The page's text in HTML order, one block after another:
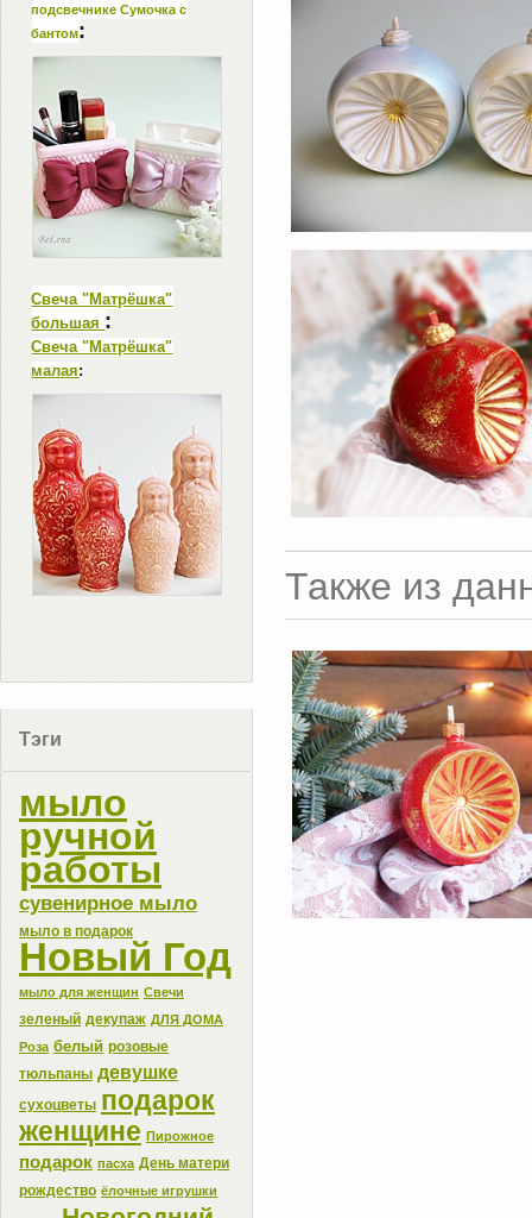
Также из
подсвечнике Сумочка с
бантом:
Свеча "Матрёшка"
большая :
Свеча "Матрёшка"
малая:
Тэги
мыло
ручной
работы
сувенирное мыло
мыло в подарок
Новый Год
мыло для женщин Свечи
зеленый декупаж ДЛЯ ДОМА
Роза белый розовые
тюльпаны девушке
сухоцветы подарок
женщине Пирожное
подарок пасха День матери
рождество ёлочные игрушки